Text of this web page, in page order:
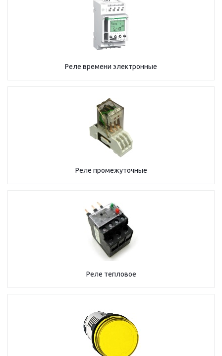
Реле времени электронные
Реле промежуточные
Реле тепловое